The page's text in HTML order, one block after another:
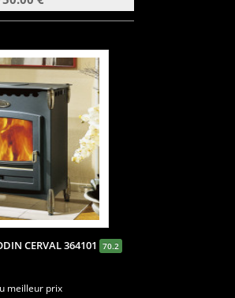
CERVAL 364101 70.2
meilleur prix